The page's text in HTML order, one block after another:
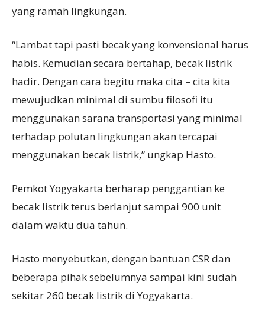
yang ramah lingkungan.
“Lambat tapi pasti becak yang konvensional harus
habis. Kemudian secara bertahap, becak listrik
hadir. Dengan cara begitu maka cita – cita kita
mewujudkan minimal di sumbu filosofi itu
menggunakan sarana transportasi yang minimal
terhadap polutan lingkungan akan tercapai
menggunakan becak listrik,” ungkap Hasto.
Pemkot Yogyakarta berharap penggantian ke
becak listrik terus berlanjut sampai 900 unit
dalam waktu dua tahun.
Hasto menyebutkan, dengan bantuan CSR dan
beberapa pihak sebelumnya sampai kini sudah
sekitar 260 becak listrik di Yogyakarta.